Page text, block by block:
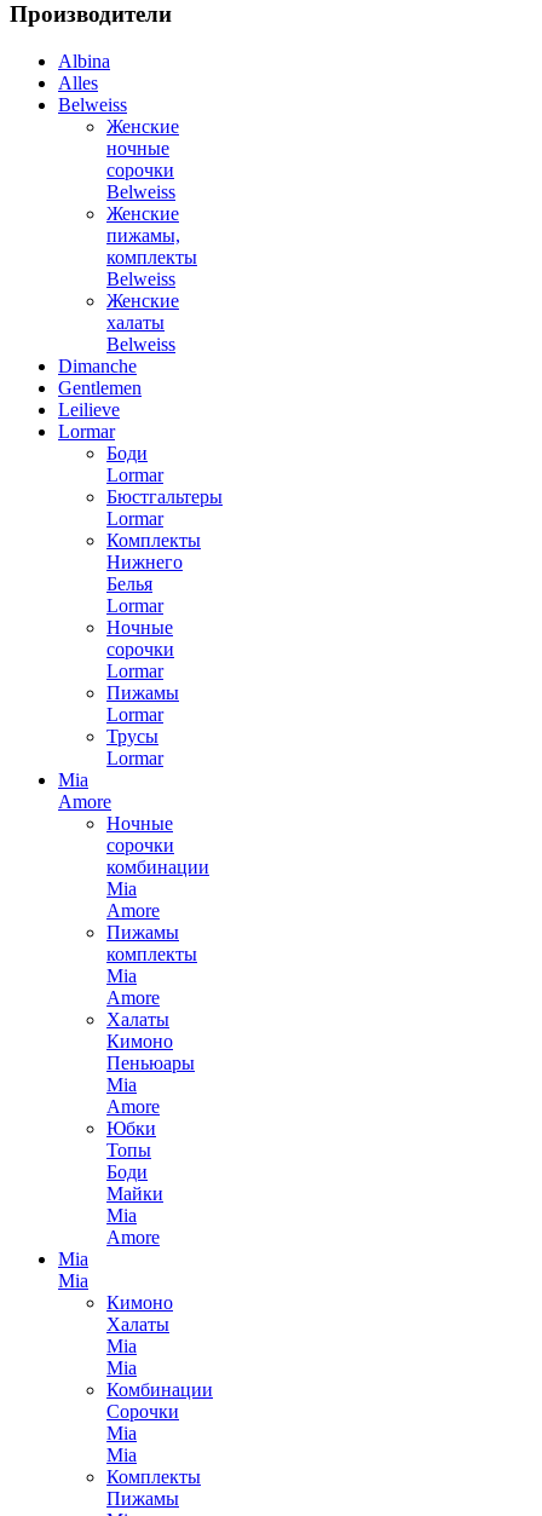
Производители
Albina
Alles
Belweiss
Женские
ночные
сорочки
Belweiss
Женские
пижамы,
комплекты
Belweiss
Женские
халаты
Belweiss
Dimanche
Gentlemen
Leilieve
Lormar
Боди
Lormar
Бюстгальтеры
Lormar
Комплекты
Нижнего
Белья
Lormar
Ночные
сорочки
Lormar
Пижамы
Lormar
Трусы
Lormar
Mia
Amore
Ночные
сорочки
комбинации
Mia
Amore
Пижамы
комплекты
Mia
Amore
Халаты
Кимоно
Пеньюары
Mia
Amore
Юбки
Топы
Боди
Майки
Mia
Amore
Mia
Mia
Кимоно
Халаты
Mia
Mia
Комбинации
Сорочки
Mia
Mia
Комплекты
Пижамы